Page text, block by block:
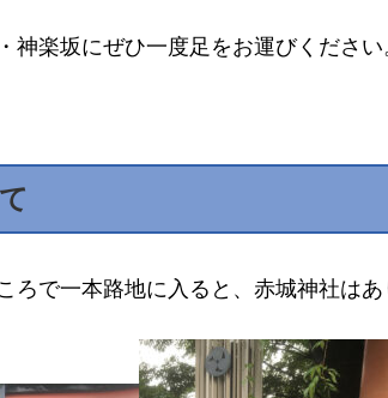
神楽坂にぜひ一度足をお運びください
ろで一本路地に入ると、赤城神社はあ